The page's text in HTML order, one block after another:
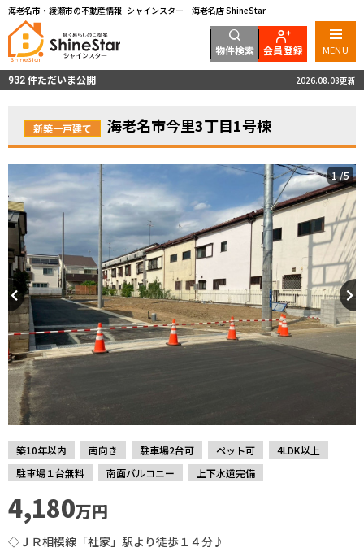
海老名市・綾瀬市の不動産情報 シャインスター 海老名店 ShineStar
物件検索 会員登録 MENU
932 件ただいま公開 2026.08.08更新
新築一戸建て 海老名市今里3丁目1号棟
1/5
築10年以内 南向き 駐車場2台可 ペット可
4LDK以上
駐車場１台無料
南面バルコニー 上下水道完備
4,180万円
◇ＪＲ相模線「社家」駅より徒歩１４分♪